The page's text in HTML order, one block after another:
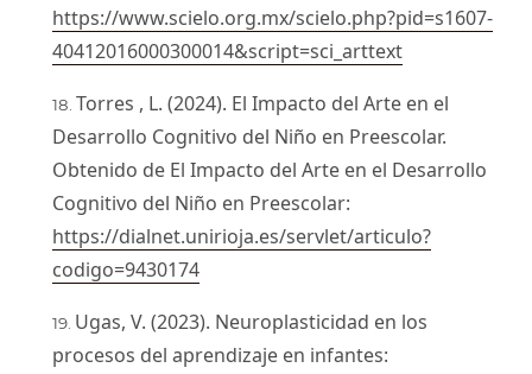
https://www.scielo.org.mx/scielo.php?pid=s1607-
40412016000300014&script=sci_arttext
Torres , L. (2024). El Impacto del Arte en el
Desarrollo Cognitivo del Niño en Preescolar.
Obtenido de El Impacto del Arte en el Desarrollo
Cognitivo del Niño en Preescolar:
https://dialnet.unirioja.es/servlet/articulo?
codigo=9430174
Ugas, V. (2023). Neuroplasticidad en los
procesos del aprendizaje en infantes: